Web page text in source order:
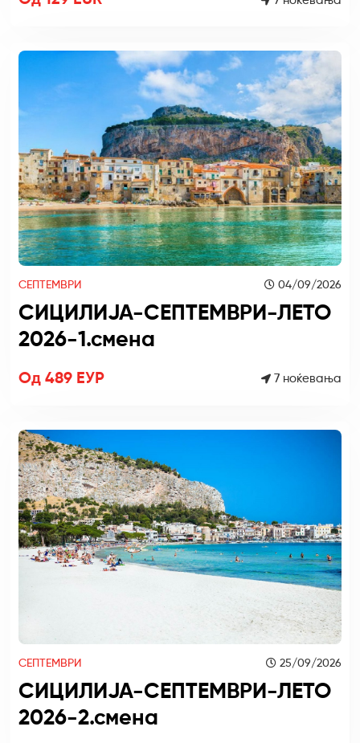
СЕПТЕМВРИ 04/09/2026
СИЦИЛИЈА-СЕПТЕМВРИ-ЛЕТО
2026-1.смена
Од 489 ЕУР 7 ноќевања
СЕПТЕМВРИ 25/09/2026
СИЦИЛИЈА-СЕПТЕМВРИ-ЛЕТО
2026-2.смена